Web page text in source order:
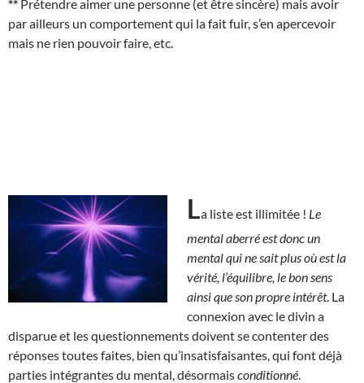
** Prétendre aimer une personne (et être sincère) mais avoir
par ailleurs un comportement qui la fait fuir, s’en apercevoir
mais ne rien pouvoir faire, etc.
La liste est illimitée ! Le
mental aberré est donc un
mental qui ne sait plus où est la
vérité, l’équilibre, le bon sens
ainsi que son propre intérêt. La
connexion avec le divin a
disparue et les questionnements doivent se contenter des
réponses toutes faites, bien qu’insatisfaisantes, qui font déjà
parties intégrantes du mental, désormaisconditionné